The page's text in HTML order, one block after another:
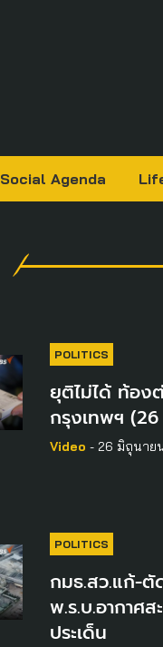
Social Agenda
POLITICS
ยุติไม่ได้ ท้อง
กรุงเทพฯ
Video - 26 มิถุนาย
POLITICS
กมธ.สว.แก้-ตั
พ.ร.บ.อากาศ
ประเด็น